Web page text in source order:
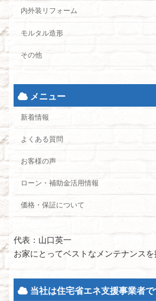
内外装リフォーム
モルタル造形
その他
メニュー
新着情報
よくある質問
お客様の声
ローン・補助金活用情報
価格・保証について
代表：山口英一
お家にとってベストなメンテナンスを
当社は住宅省エネ支援事業者で